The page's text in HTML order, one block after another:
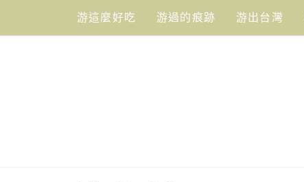
content
游這麼好吃 游過的痕跡 游出台灣